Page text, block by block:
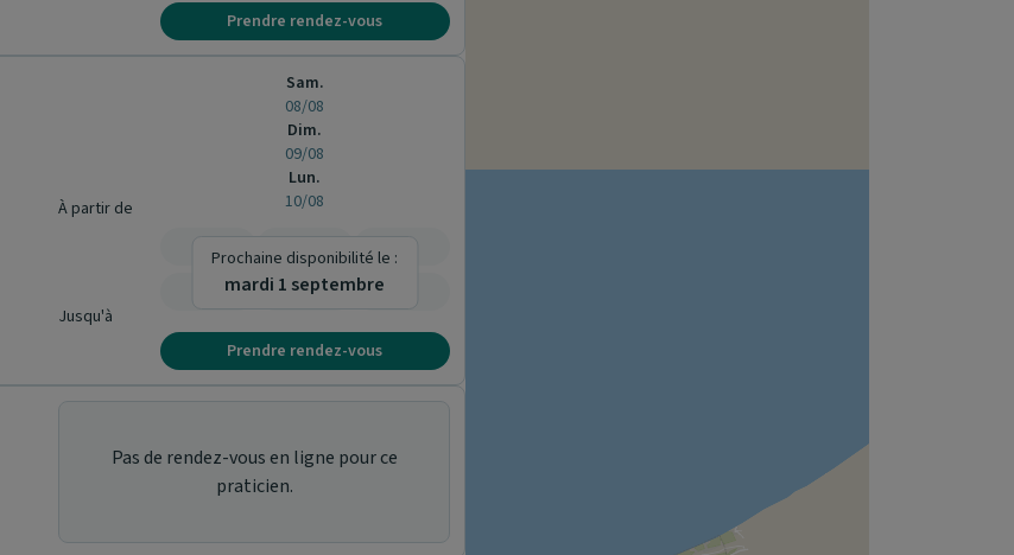
Prendre rendez-vous
À partir de
Jusqu'à
Sam.
08/08
Dim.
09/08
Lun.
10/08
-
Prochaine disponibilité le :
mardi 1 septembre
Prendre rendez-vous
Pas de rendez-vous en ligne pour ce
praticien.